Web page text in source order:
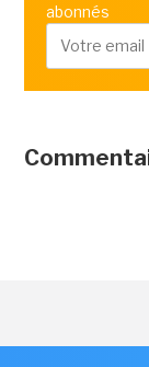
abonnés